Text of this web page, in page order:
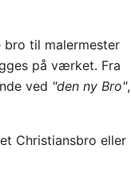
bro til malermester
på værket. Fra
ved "den ny Bro",
Christiansbro eller